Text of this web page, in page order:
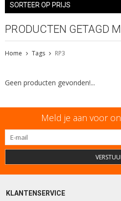
SORTEER OP PRIJS
PRODUCTEN GETAGD
Home Tags RP3
Geen producten gevonden!...
Meld je aan voor
KLANTENSERVICE